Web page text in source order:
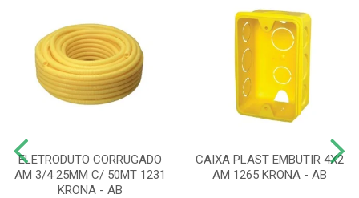
ELETRODUTO CORRUGADO
AM 3/4 25MM C/ 50MT 1231
KRONA - AB
CAIXA PLAST EMBUTIR 4X2
AM 1265 KRONA - AB